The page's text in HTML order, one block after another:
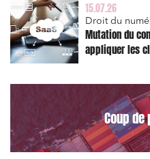
15.07.26
Droit du
Mutation du
appliquer les
Coup